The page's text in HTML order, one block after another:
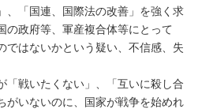
、「国連、国際法の改善」を強く求
の政府等、軍産複合体等にとって
ではないかという疑い、不信感、失
「戦いたくない」、「互いに殺し合
がいないのに、国家が戦争を始めれ